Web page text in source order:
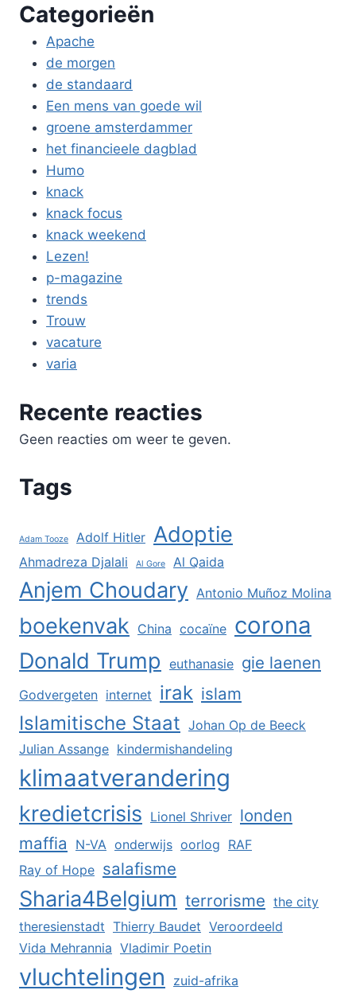
Categorieën
Apache
de morgen
de standaard
Een mens van goede wil
groene amsterdammer
het financieele dagblad
Humo
knack
knack focus
knack weekend
Lezen!
p-magazine
trends
Trouw
vacature
varia
Recente reacties
Geen reacties om weer te geven.
Tags
Adam Tooze Adolf Hitler Adoptie
Ahmadreza Djalali Al Gore Al Qaida
Anjem Choudary Antonio Muñoz Molina
boekenvak China cocaïne corona
Donald Trump euthanasie gie laenen
Godvergeten internet irak islam
Islamitische Staat Johan Op de Beeck
Julian Assange kindermishandeling
klimaatverandering
kredietcrisis Lionel Shriver londen
maffia
N-VA onderwijs oorlog RAF
Ray of Hope salafisme
Sharia4Belgium terrorisme the city
theresienstadt Thierry Baudet Veroordeeld
Vida Mehrannia Vladimir Poetin
vluchtelingen zuid-afrika